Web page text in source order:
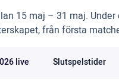
15 maj – 31 maj.
från första
live Slutspelstider